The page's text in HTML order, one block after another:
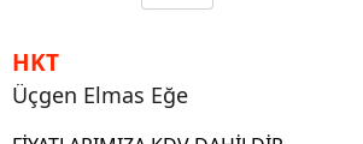
HKT
Üçgen Elmas Eğe